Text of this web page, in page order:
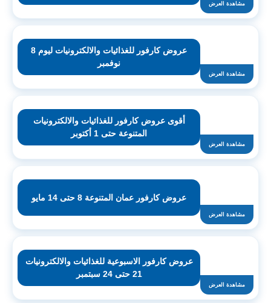
مشاهدة العرض
مشاهدة العرض
عروض كارفور للغذائيات والالكترونيات ليوم 8
نوفمبر
مشاهدة العرض
أقوى عروض كارفور للغذائيات والالكترونيات
المتنوعة حتى 1 أكتوبر
مشاهدة العرض
عروض كارفور عمان المتنوعة 8 حتى 14 مايو
مشاهدة العرض
عروض كارفور الاسبوعية للغذائيات والالكترونيات
21 حتى 24 سبتمبر